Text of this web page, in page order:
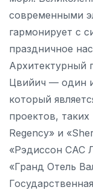
современными
гармонирует с
праздничное
Архитектурный
Цвийич — один
который
проектов,
Regency» и
«Рэдиссон САС
«Гранд Отель